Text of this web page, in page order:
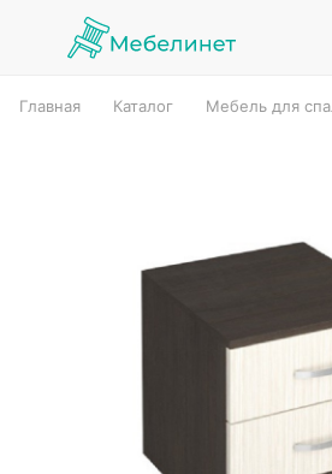
Главная Каталог Мебель для